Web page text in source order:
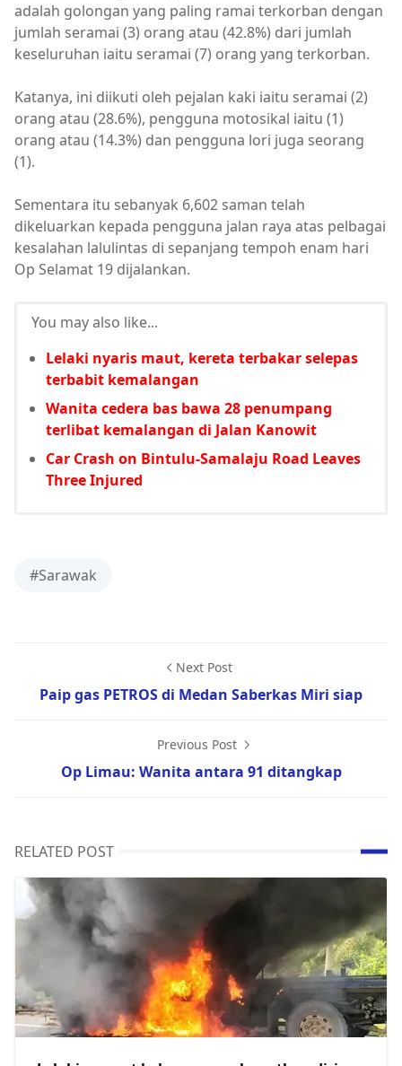
adalah golongan yang paling ramai terkorban dengan
jumlah seramai (3) orang atau (42.8%) dari jumlah
keseluruhan iaitu seramai (7) orang yang terkorban.
Katanya, ini diikuti oleh pejalan kaki iaitu seramai (2)
orang atau (28.6%), pengguna motosikal iaitu (1)
orang atau (14.3%) dan pengguna lori juga seorang
(1).
Sementara itu sebanyak 6,602 saman telah
dikeluarkan kepada pengguna jalan raya atas pelbagai
kesalahan lalulintas di sepanjang tempoh enam hari
Op Selamat 19 dijalankan.
You may also like...
Lelaki nyaris maut, kereta terbakar selepas
terbabit kemalangan
Wanita cedera bas bawa 28 penumpang
terlibat kemalangan di Jalan Kanowit
Car Crash on Bintulu-Samalaju Road Leaves
Three Injured
#Sarawak
Next Post
Paip gas PETROS di Medan Saberkas Miri siap
Previous Post
Op Limau: Wanita antara 91 ditangkap
RELATED POST